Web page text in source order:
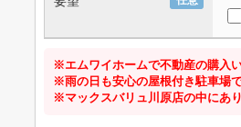
※エムワイホームで不動産の購入
※雨の日も安心の屋根付き駐車場
※マックスバリュ川原店の中にあ